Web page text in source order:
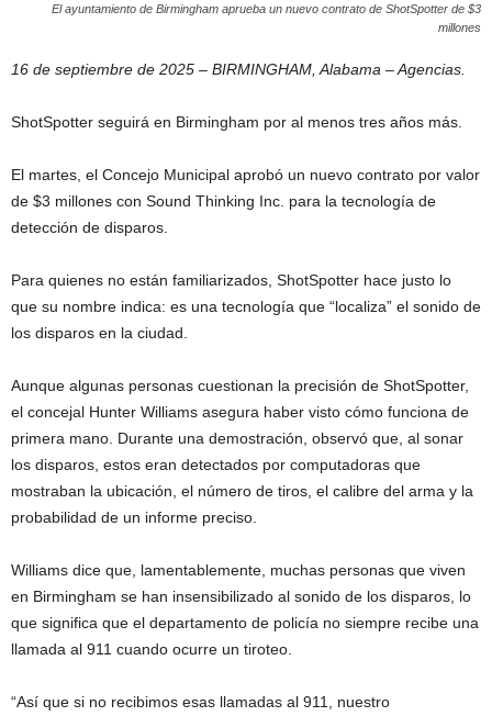
El ayuntamiento de Birmingham aprueba un nuevo contrato de ShotSpotter de $3
millones
16 de septiembre de 2025 – BIRMINGHAM, Alabama – Agencias.
ShotSpotter seguirá en Birmingham por al menos tres años más.
El martes, el Concejo Municipal aprobó un nuevo contrato por valor
de $3 millones con Sound Thinking Inc. para la tecnología de
detección de disparos.
Para quienes no están familiarizados, ShotSpotter hace justo lo
que su nombre indica: es una tecnología que “localiza” el sonido de
los disparos en la ciudad.
Aunque algunas personas cuestionan la precisión de ShotSpotter,
el concejal Hunter Williams asegura haber visto cómo funciona de
primera mano. Durante una demostración, observó que, al sonar
los disparos, estos eran detectados por computadoras que
mostraban la ubicación, el número de tiros, el calibre del arma y la
probabilidad de un informe preciso.
Williams dice que, lamentablemente, muchas personas que viven
en Birmingham se han insensibilizado al sonido de los disparos, lo
que significa que el departamento de policía no siempre recibe una
llamada al 911 cuando ocurre un tiroteo.
“Así que si no recibimos esas llamadas al 911, nuestro